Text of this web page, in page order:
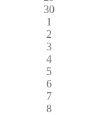
30
1
2
3
4
5
6
7
8